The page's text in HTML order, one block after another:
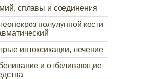
сплавы и соединения
полулунной кости
интоксикации, лечение
и отбеливающие